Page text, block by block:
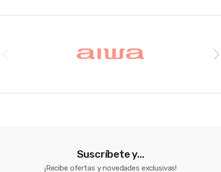
Suscríbete y...
¡Recibe ofertas y novedades exclusivas!